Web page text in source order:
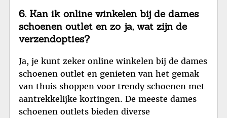
6. Kan ik online winkelen bij de dames
schoenen outlet en zo ja, wat zijn de
verzendopties?
Ja, je kunt zeker online winkelen bij de dames
schoenen outlet en genieten van het gemak
van thuis shoppen voor trendy schoenen met
aantrekkelijke kortingen. De meeste dames
schoenen outlets bieden diverse